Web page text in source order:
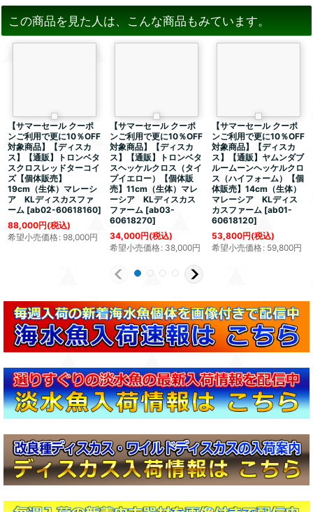
この商品を見た人は、こんな商品もみています。
【サマーセール クーポ
ンご利用で更に10％OFF
対象商品】【ディスカ
ス】【通販】トロンベタ
スクロスレッドターコイ
ズ【個体販売】
19cm（生体）マレーシ
ア KLディスカスファ
ーム [ab02-60618160]
88,000円(税込)
希望小売価格: 98,000円
【サマーセール クーポ
ンご利用で更に10％OFF
対象商品】【ディスカ
ス】【通販】トロンベタ
スヘッケルクロス（タイ
プイエロー）【個体販
売】11cm（生体）マレ
ーシア KLディスカス
ファーム [ab03-
60618270]
34,000円(税込)
希望小売価格: 38,000円
【サマーセール クーポ
ンご利用で更に10％OFF
対象商品】【ディスカ
ス】【通販】ヤムンダブ
ルームーンヘッケルクロ
ス（ハイフォーム）【個
体販売】14cm（生体）
マレーシア KLディス
カスファーム [ab01-
60618120]
53,800円(税込)
希望小売価格: 59,800円